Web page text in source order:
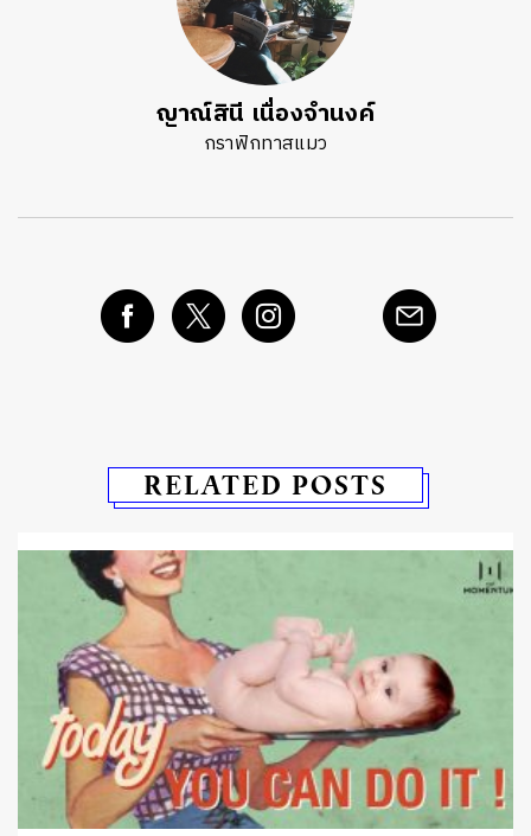
ญาณ์สินี เนื่องจำนงค์
กราฟิกทาสแมว
RELATED POSTS